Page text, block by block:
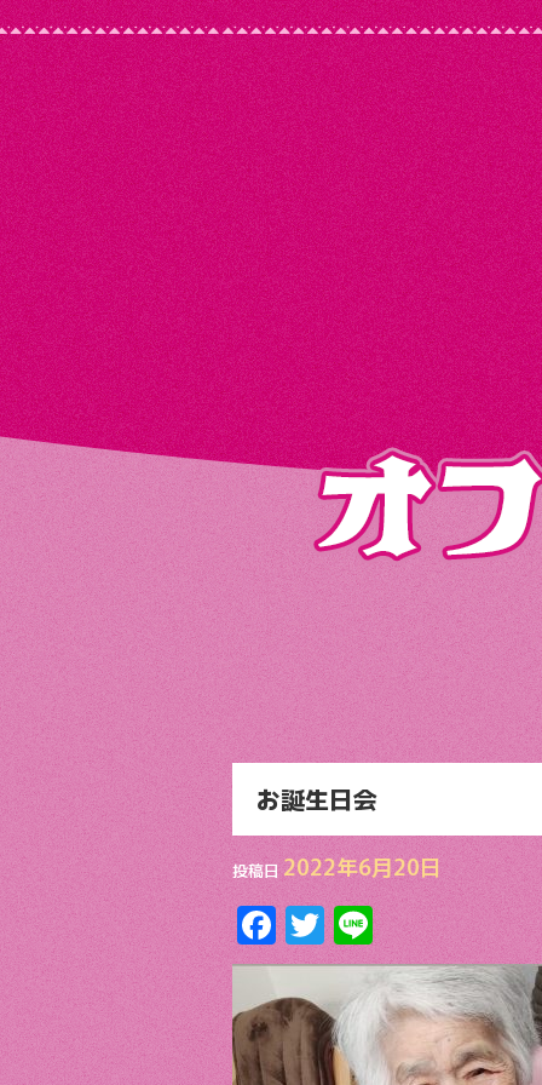
お誕生日会
投稿日 2022年6月20日
F
ac
e
b
T
w
itt
er
Li
n
e